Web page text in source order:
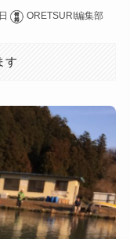
ORETSURI編集部
す